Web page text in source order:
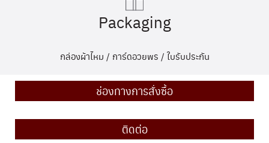
Packaging
กล่องผ้าไหม / การ์ดอวยพร / ใบรับประกัน
ช่องทางการสั่งซื้อ
ติดต่อ